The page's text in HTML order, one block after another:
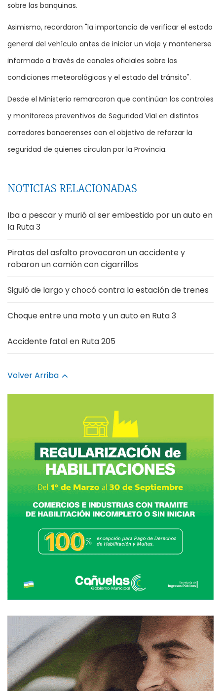
sobre las banquinas.
Asimismo, recordaron "la importancia de verificar el estado
general del vehículo antes de iniciar un viaje y mantenerse
informado a través de canales oficiales sobre las
condiciones meteorológicas y el estado del tránsito".
Desde el Ministerio remarcaron que continúan los controles
y monitoreos preventivos de Seguridad Vial en distintos
corredores bonaerenses con el objetivo de reforzar la
seguridad de quienes circulan por la Provincia.
NOTICIAS RELACIONADAS
Iba a pescar y murió al ser embestido por un auto en
la Ruta 3
Piratas del asfalto provocaron un accidente y
robaron un camión con cigarrillos
Siguió de largo y chocó contra la estación de trenes
Choque entre una moto y un auto en Ruta 3
Accidente fatal en Ruta 205
Volver Arriba